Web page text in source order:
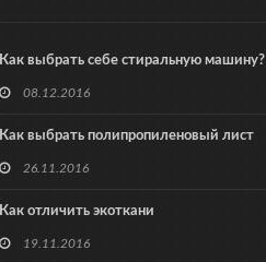
Как выбрать себе стиральную машину?
08.12.2016
Как выбрать полипропиленовый лист
26.11.2016
Как отличить экоткани
19.11.2016